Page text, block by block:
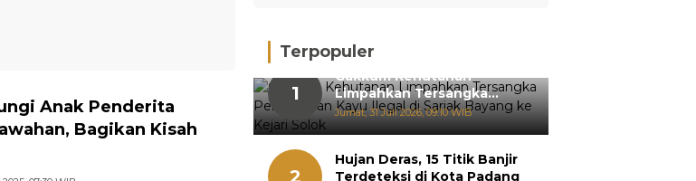
Anak Penderita
Bagikan Kisah
Terpopuler
1
Gakkum Kehutanan
Limpahkan Tersangka
Pemanenan Kayu Ilegal di
Sariak Bayang ke Kejari
Jumat, 31 Juli 2026, 09:10 WIB
2
Hujan Deras, 15 Titik Banjir
Terdeteksi di Kota Padang